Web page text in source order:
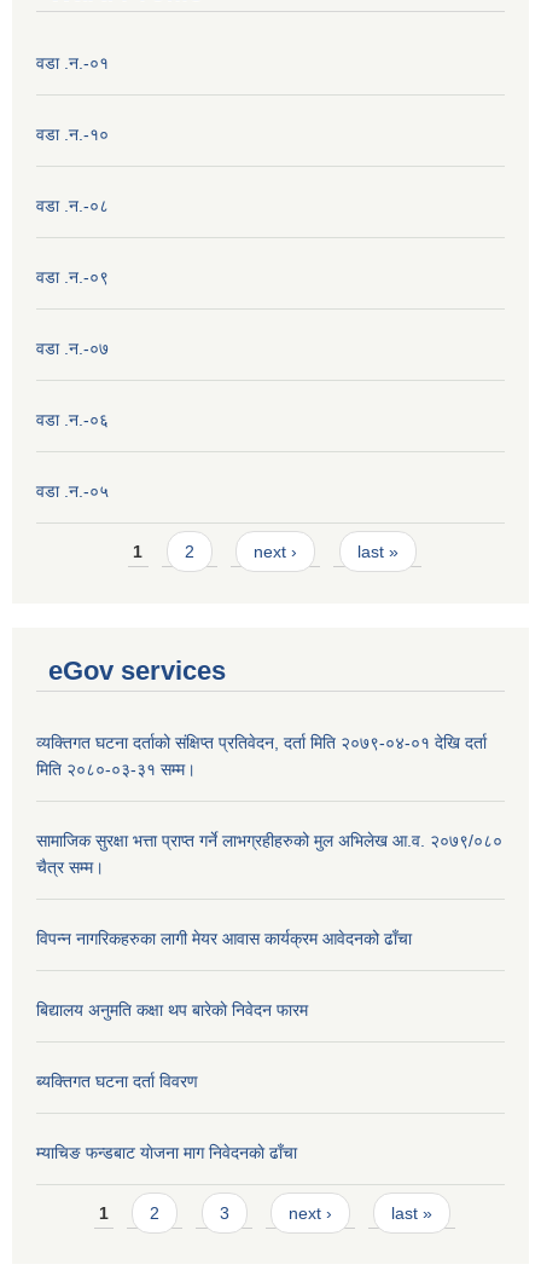
वडा .न.-०१
वडा .न.-१०
वडा .न.-०८
वडा .न.-०९
वडा .न.-०७
वडा .न.-०६
वडा .न.-०५
Pages1 2 next › last »
eGov services
व्यक्तिगत घटना दर्ताको संक्षिप्त प्रतिवेदन, दर्ता मिति २०७९-०४-०१ देखि दर्ता
मिति २०८०-०३-३१ सम्म।
सामाजिक सुरक्षा भत्ता प्राप्त गर्ने लाभग्रहीहरुको मुल अभिलेख आ.व. २०७९/०८०
चैत्र सम्म।
विपन्न नागरिकहरुका लागी मेयर आवास कार्यक्रम आवेदनको ढाँचा
बिद्यालय अनुमति कक्षा थप बारेकाे निवेदन फारम
ब्यक्तिगत घटना दर्ता विवरण
म्याचिङ फन्डबाट याेजना माग निवेदनकाे ढाँचा
Pages
1 2 3 next › last »